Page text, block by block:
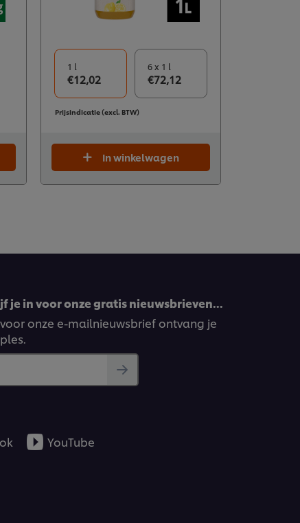
1 l
€12,02
6 x 1 l
€72,12
Prijsindicatie (excl. BTW)
In winkelwagen
je in voor onze gratis nieuwsbrieven…
onze e-mailnieuwsbrief ontvang je
YouTube